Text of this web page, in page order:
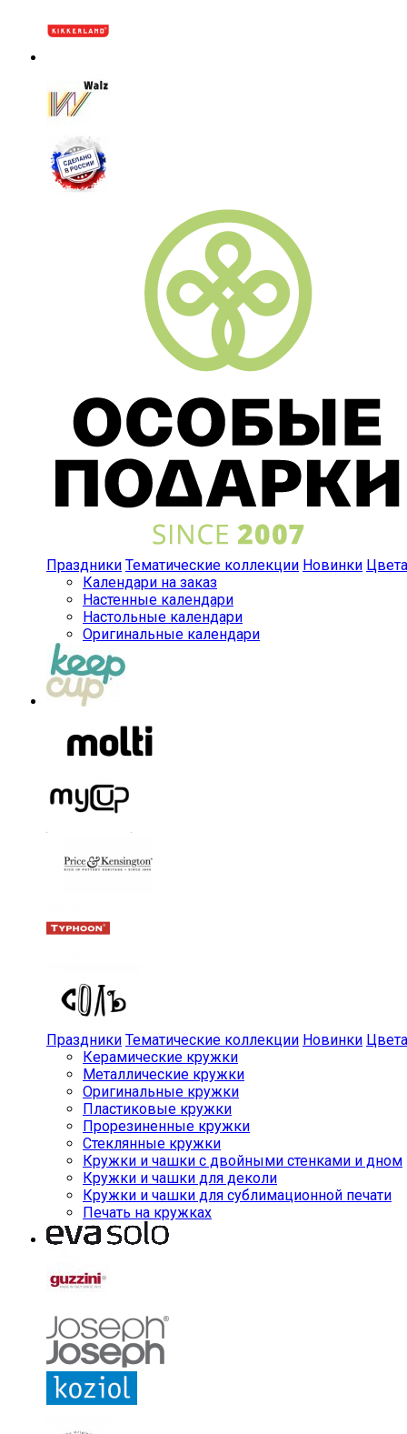
Праздники Тематические коллекции Новинки Цвета
Календари на заказ
Настенные календари
Настольные календари
Оригинальные календари
Праздники Тематические коллекции Новинки Цвета
Керамические кружки
Металлические кружки
Оригинальные кружки
Пластиковые кружки
Прорезиненные кружки
Стеклянные кружки
Кружки и чашки с двойными стенками и дном
Кружки и чашки для деколи
Кружки и чашки для сублимационной печати
Печать на кружках